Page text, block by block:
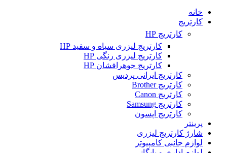
خانه
کارتریج
کارتریج HP
کارتریج لیزری سیاه و سفید HP
کارتریج لیزری رنگی HP
کارتریج جوهرافشان HP
کارتریج ایرانی پردیس
کارتریج Brother
کارتریج Canon
کارتریج Samsung
کارتریج اپسون
پرینتر
شارژ کارتریج لیزری
لوازم جانبی کامپیوتر